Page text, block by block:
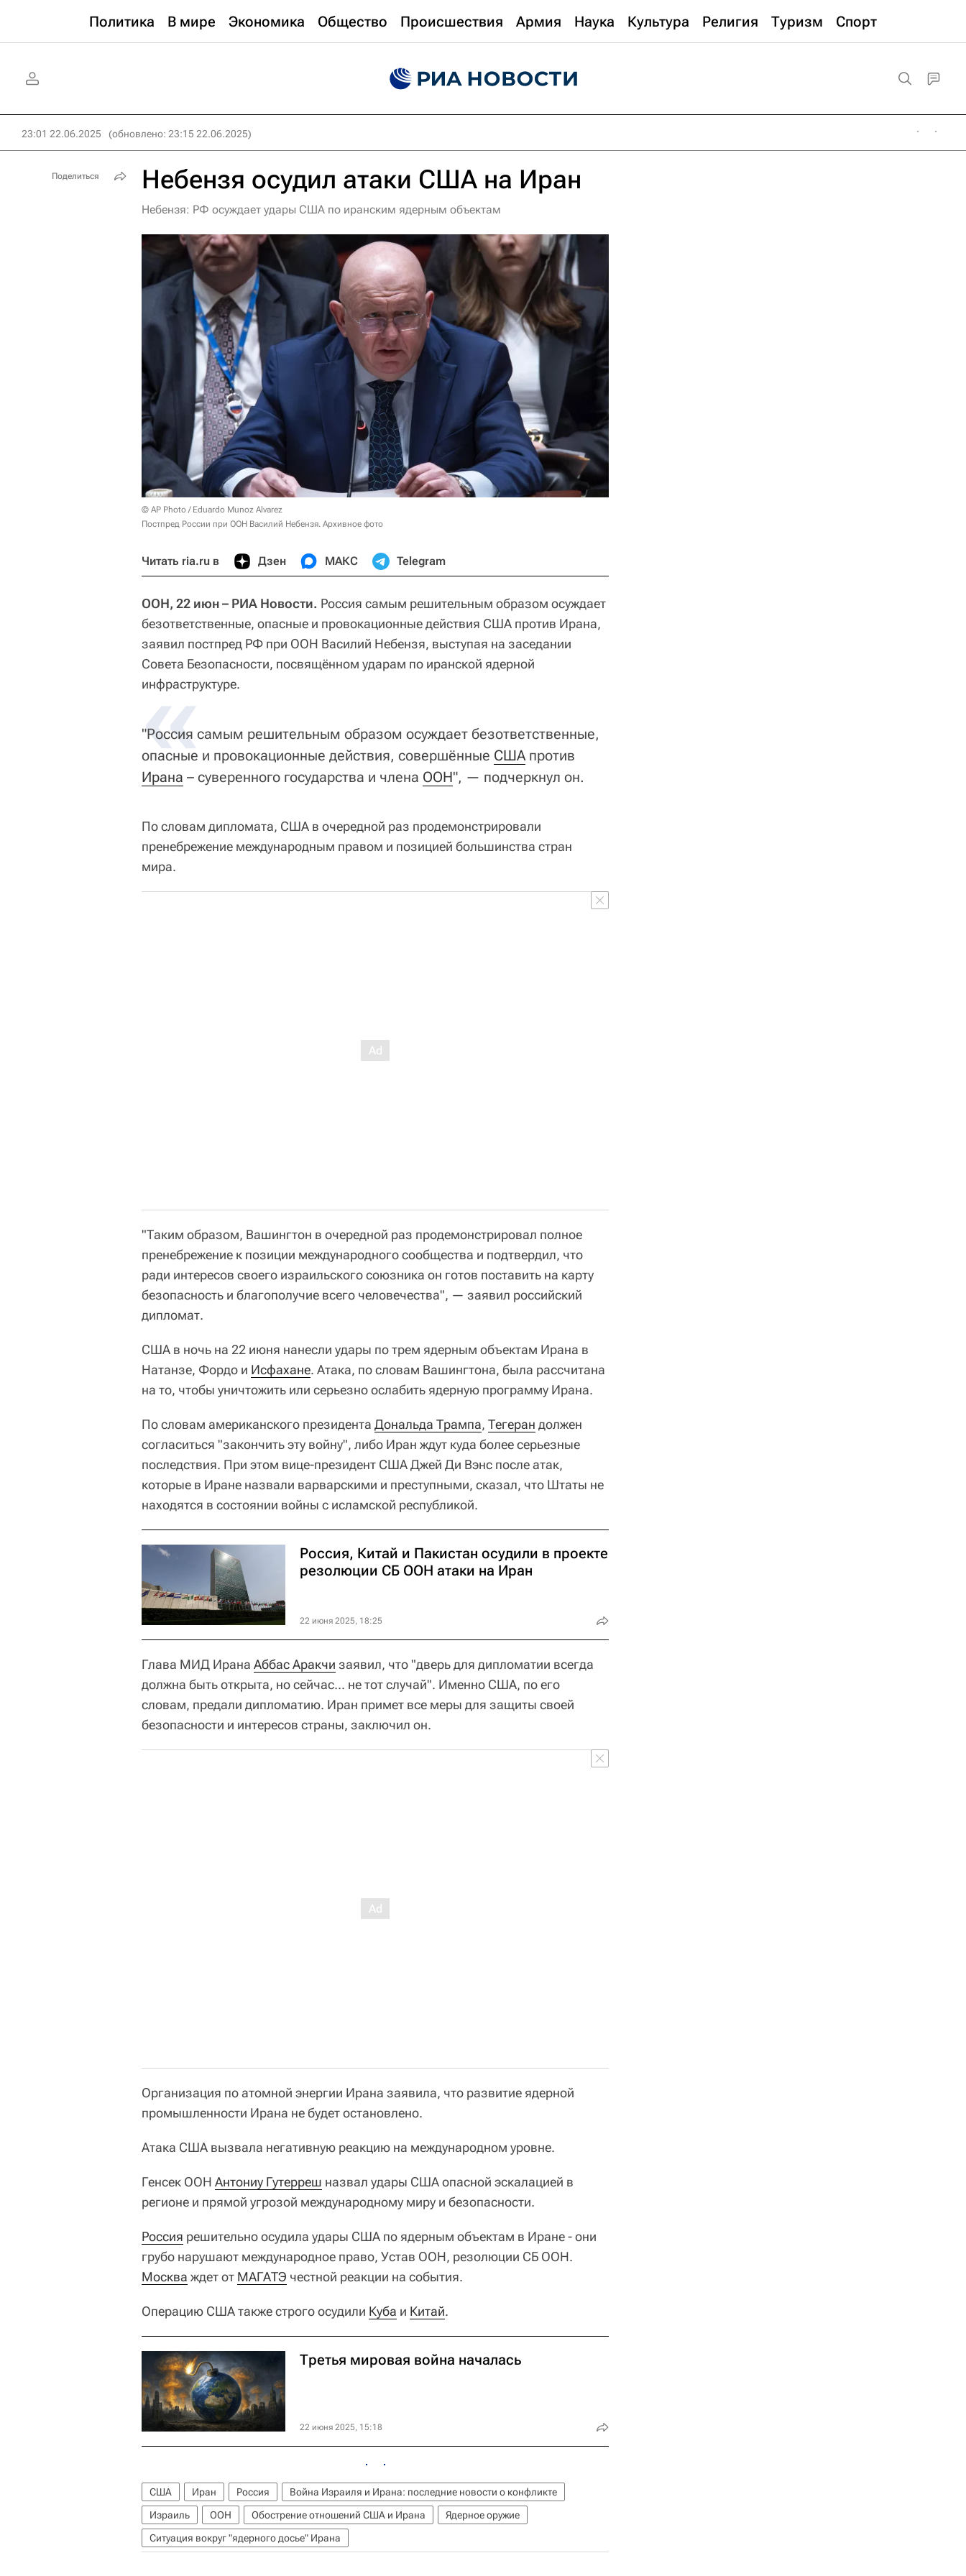
Политика В мире Экономика Общество Происшествия Армия Наука Культура Религия Туризм Спорт
23:01 22.06.2025 (обновлено: 23:15 22.06.2025)
Небензя осудил атаки США на Иран
Небензя: РФ осуждает удары США по иранским ядерным объектам
© AP Photo / Eduardo Munoz Alvarez
Постпред России при ООН Василий Небензя. Архивное фото
Читать ria.ru в Дзен МАКС Telegram
ООН, 22 июн – РИА Новости. Россия самым решительным образом осуждает
безответственные, опасные и провокационные действия США против Ирана,
заявил постпред РФ при ООН Василий Небензя, выступая на заседании
Совета Безопасности, посвящённом ударам по иранской ядерной
инфраструктуре.
«
"Россия самым решительным образом осуждает безответственные,
опасные и провокационные действия, совершённые США против
Ирана – суверенного государства и члена ООН", — подчеркнул он.
По словам дипломата, США в очередной раз продемонстрировали
пренебрежение международным правом и позицией большинства стран
мира.
"Таким образом, Вашингтон в очередной раз продемонстрировал полное
пренебрежение к позиции международного сообщества и подтвердил, что
ради интересов своего израильского союзника он готов поставить на карту
безопасность и благополучие всего человечества", — заявил российский
дипломат.
США в ночь на 22 июня нанесли удары по трем ядерным объектам Ирана в
Натанзе, Фордо и Исфахане. Атака, по словам Вашингтона, была рассчитана
на то, чтобы уничтожить или серьезно ослабить ядерную программу Ирана.
По словам американского президента Дональда Трампа, Тегеран должен
согласиться "закончить эту войну", либо Иран ждут куда более серьезные
последствия. При этом вице-президент США Джей Ди Вэнс после атак,
которые в Иране назвали варварскими и преступными, сказал, что Штаты не
находятся в состоянии войны с исламской республикой.
Россия, Китай и Пакистан осудили в проекте
резолюции СБ ООН атаки на Иран
22 июня 2025, 18:25
Глава МИД Ирана Аббас Аракчи заявил, что "дверь для дипломатии всегда
должна быть открыта, но сейчас... не тот случай". Именно США, по его
словам, предали дипломатию. Иран примет все меры для защиты своей
безопасности и интересов страны, заключил он.
Организация по атомной энергии Ирана заявила, что развитие ядерной
промышленности Ирана не будет остановлено.
Атака США вызвала негативную реакцию на международном уровне.
Генсек ООН Антониу Гутерреш назвал удары США опасной эскалацией в
регионе и прямой угрозой международному миру и безопасности.
Россия решительно осудила удары США по ядерным объектам в Иране - они
грубо нарушают международное право, Устав ООН, резолюции СБ ООН.
Москва ждет от МАГАТЭ честной реакции на события.
Операцию США также строго осудили Куба и Китай.
Третья мировая война началась
22 июня 2025, 15:18
США Иран Россия
Война Израиля и Ирана: последние новости о конфликте
Израиль
ООН Обострение отношений США и Ирана
Ядерное оружие
Ситуация вокруг "ядерного досье" Ирана
Поделиться